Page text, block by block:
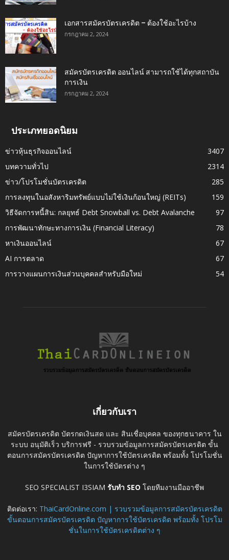
เอกสารสมัครบัตรเครดิต – ต้องใช้อะไรบ้าง
กรกฎาคม 2, 2024
สมัครบัตรเครดิต ออนไลน์ สามารถใช้ได้ทุกสถาบัน
การเงิน
กรกฎาคม 2, 2024
ประเภทยอดนิยม
ข่าวหุ้นธุรกิจออนไลน์
3407
บทความทั่วไป
2314
ข่าว/โปรโมชั่นบัตรเครดิต
285
การลงทุนในอสังหาริมทรัพย์แบบไม่ใช้เงินก้อนใหญ่ (REITs)
159
วิธีจัดการหนี้สิน: กลยุทธ์ Debt Snowball vs. Debt Avalanche
97
การพัฒนาทักษะทางการเงิน (Financial Literacy)
78
หาเงินออนไลน์
67
AI การตลาด
67
การวางแผนการเงินส่วนบุคคลสำหรับมือใหม่
54
เกี่ยวกับเรา
สมัครบัตรเครดิต บัตรกดเงินสด และ สินเชื่อบุคคล ของทุกธนาคาร ใน
ระบบ อนุมัติเร็ว บริการฟรี - รวบรวมข้อมูลการสมัครบัตรเครดิต ขั้น
ตอนการสมัครบัตรเครดิต ปัญหาการใช้บัตรเครดิต พร้อมทั้ง โปรโมชั่น
ในการใช้บัตรต่าง ๆ
SEO SPECIALIST I3SIAM รับทำ SEO โดยทีมงานมืออาชีพ
ติดต่อเรา: ThaiCardOnline.com | รวบรวมข้อมูลการสมัครบัตรเครดิต
ขั้นตอนการสมัครบัตรเครดิต ปัญหาการใช้บัตรเครดิต พร้อมทั้ง โปรโม
ชั่นในการใช้บัตรเครดิตต่าง ๆ